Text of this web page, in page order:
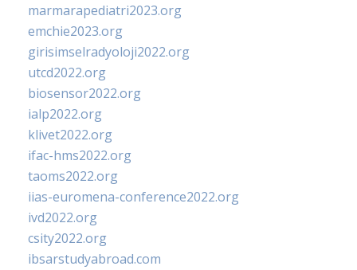
marmarapediatri2023.org
emchie2023.org
girisimselradyoloji2022.org
utcd2022.org
biosensor2022.org
ialp2022.org
klivet2022.org
ifac-hms2022.org
taoms2022.org
iias-euromena-conference2022.org
ivd2022.org
csity2022.org
ibsarstudyabroad.com